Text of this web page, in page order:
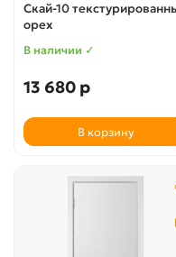
Скай-10
орех
В наличии ✓
13 680 р
В корзину